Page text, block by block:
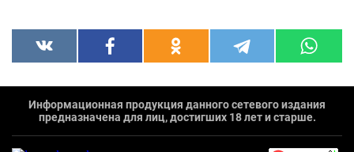
Информационная продукция данного сетевого издания
предназначена для лиц, достигших 18 лет и старше.